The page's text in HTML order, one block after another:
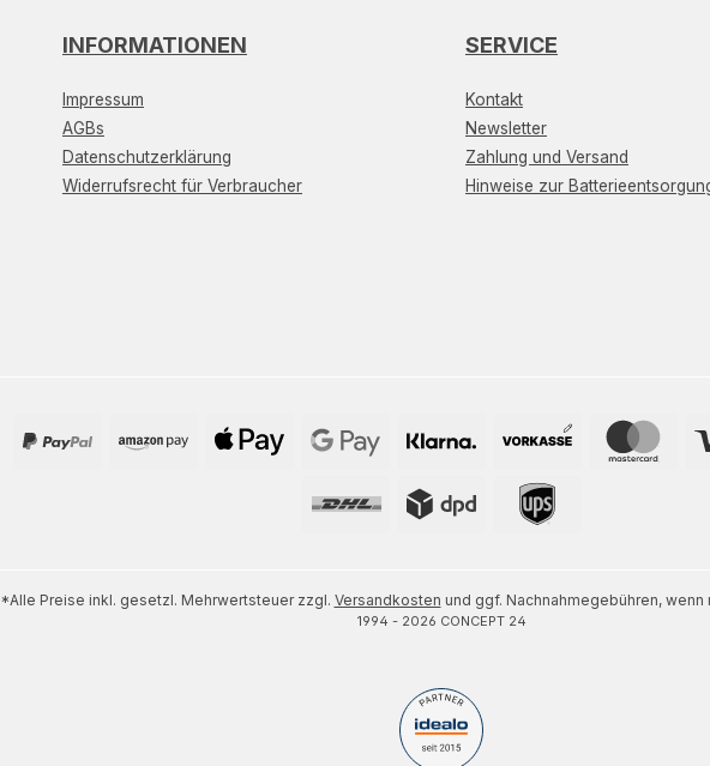
INFORMATIONEN
Impressum
AGBs
Datenschutzerklärung
Widerrufsrecht für Verbraucher
SERVICE
Kontakt
Newsletter
Zahlung und Versand
Hinweise zur
*Alle Preise inkl. gesetzl. Mehrwertsteuer zzgl. Versandkosten und ggf. Nachnahmegebühren,
1994 - 2026 CONCEPT 24